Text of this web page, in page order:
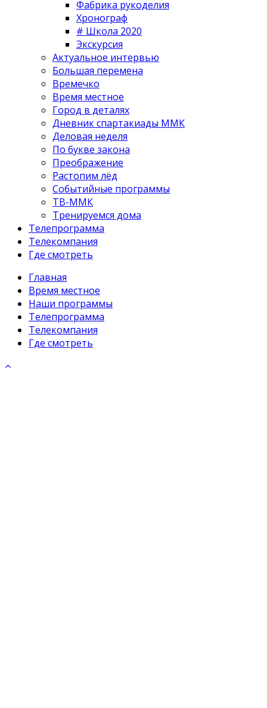
Фабрика рукоделия
Хронограф
# Школа 2020
Экскурсия
Актуальное интервью
Большая перемена
Времечко
Время местное
Город в деталях
Дневник спартакиады ММК
Деловая неделя
По букве закона
Преображение
Растопим лёд
Событийные программы
ТВ-ММК
Тренируемся дома
Телепрограмма
Телекомпания
Где смотреть
Главная
Время местное
Наши программы
Телепрограмма
Телекомпания
Где смотреть